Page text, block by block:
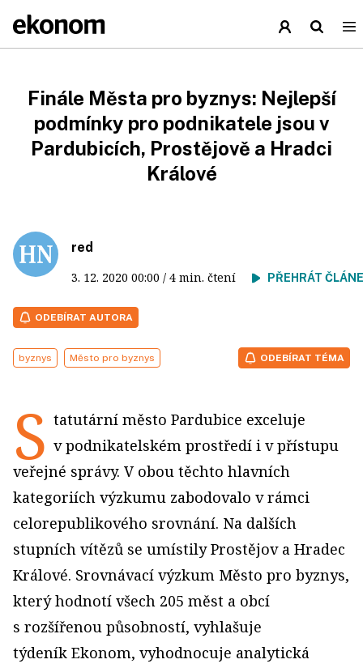
Finále Města pro byznys: Nejlepší
podmínky pro podnikatele jsou v
Pardubicích, Prostějově a Hradci
Králové
red
3. 12. 2020 00:00 / 4 min. čtení PŘEHRÁT
ODEBÍRAT AUTORA
byznys Město pro byznys ODEBÍRAT TÉMA
S tatutární město Pardubice exceluje
v podnikatelském prostředí i v přístupu
veřejné správy. V obou těchto hlavních
kategoriích výzkumu zabodovalo v rámci
celorepublikového srovnání. Na dalších
stupních vítězů se umístily Prostějov a Hradec
Králové. Srovnávací výzkum Město pro byznys,
který hodnotí všech 205 měst a obcí
s rozšířenou působností, vyhlašuje
týdeník Ekonom, vyhodnocuje analytická